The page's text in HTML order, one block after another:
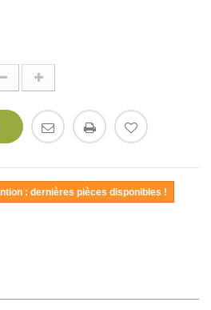
: dernières pièces disponibles !